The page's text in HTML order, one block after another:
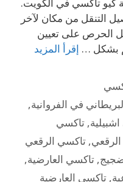
التنقل من مكان لآخر
الحرص على تعيين
بشكل … إقرأ المزيد
في الفروانية,
, تاكسي
, تاكسي الرقعي
, تاكسي العارضية,
, تاكسي العارضية